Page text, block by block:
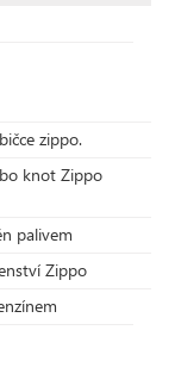
zippo.
knot Zippo
palivem
Zippo